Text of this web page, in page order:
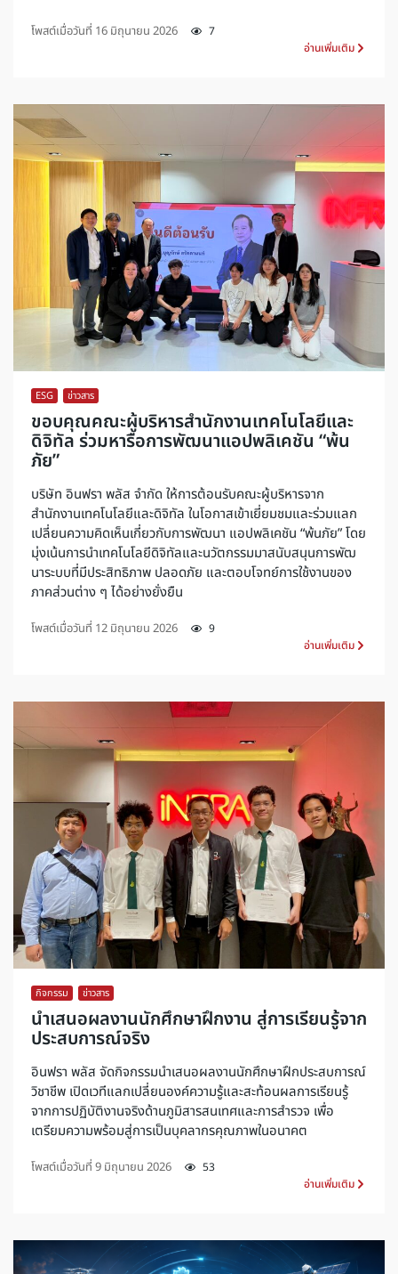
โพสต์เมื่อวันที่ 16 มิถุนายน 2026
7
อ่านเพิ่มเติม
ESG ข่าวสาร
ขอบคุณคณะผู้บริหารสำนักงานเทคโนโลยีและ
ดิจิทัล ร่วมหารือการพัฒนาแอปพลิเคชัน “พ้น
ภัย”
บริษัท อินฟรา พลัส จำกัด ให้การต้อนรับคณะผู้บริหารจาก
สำนักงานเทคโนโลยีและดิจิทัล ในโอกาสเข้าเยี่ยมชมและร่วมแลก
เปลี่ยนความคิดเห็นเกี่ยวกับการพัฒนา แอปพลิเคชัน “พ้นภัย” โดย
มุ่งเน้นการนำเทคโนโลยีดิจิทัลและนวัตกรรมมาสนับสนุนการพัฒ
นาระบบที่มีประสิทธิภาพ ปลอดภัย และตอบโจทย์การใช้งานของ
ภาคส่วนต่าง ๆ ได้อย่างยั่งยืน
โพสต์เมื่อวันที่ 12 มิถุนายน 2026
9
อ่านเพิ่มเติม
กิจกรรม ข่าวสาร
นำเสนอผลงานนักศึกษาฝึกงาน สู่การเรียนรู้จาก
ประสบการณ์จริง
อินฟรา พลัส จัดกิจกรรมนำเสนอผลงานนักศึกษาฝึกประสบการณ์
วิชาชีพ เปิดเวทีแลกเปลี่ยนองค์ความรู้และสะท้อนผลการเรียนรู้
จากการปฏิบัติงานจริงด้านภูมิสารสนเทศและการสำรวจ เพื่อ
เตรียมความพร้อมสู่การเป็นบุคลากรคุณภาพในอนาคต
โพสต์เมื่อวันที่ 9 มิถุนายน 2026
53
อ่านเพิ่มเติม